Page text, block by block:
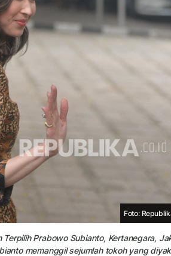
Foto:
Prabowo Subianto, Kertanegara,
memanggil sejumlah tokoh yang